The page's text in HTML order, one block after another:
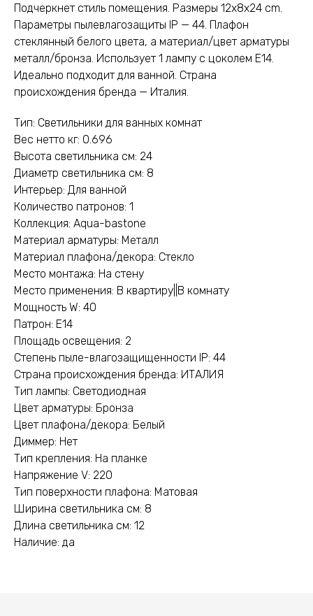
Подчеркнет стиль помещения. Размеры 12x8x24 cm.
Параметры пылевлагозащиты IP — 44. Плафон
стеклянный белого цвета, а материал/цвет арматуры
металл/бронза. Использует 1 лампу с цоколем E14.
Идеально подходит для ванной. Страна
происхождения бренда — Италия.
Тип: Светильники для ванных комнат
Вес нетто кг: 0.696
Высота светильника см: 24
Диаметр светильника см: 8
Интерьер: Для ванной
Количество патронов: 1
Коллекция: Aqua-bastone
Материал арматуры: Металл
Материал плафона/декора: Стекло
Место монтажа: На стену
Место применения: В квартиру||В комнату
Мощность W: 40
Патрон: E14
Площадь освещения: 2
Степень пыле-влагозащищенности IP: 44
Страна происхождения бренда: ИТАЛИЯ
Тип лампы: Светодиодная
Цвет арматуры: Бронза
Цвет плафона/декора: Белый
Диммер: Нет
Тип крепления: На планке
Напряжение V: 220
Тип поверхности плафона: Матовая
Ширина светильника см: 8
Длина светильника см: 12
Наличие: да